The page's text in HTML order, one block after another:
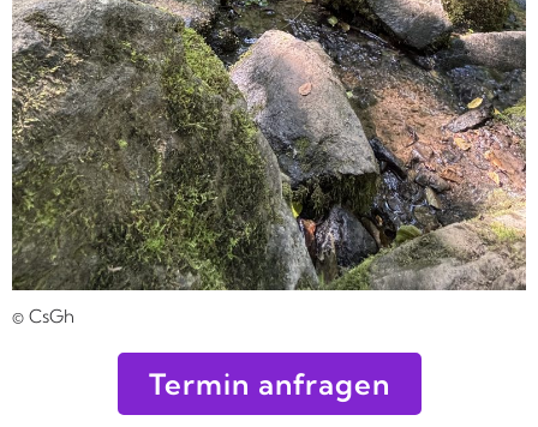
© CsGh
Termin anfragen